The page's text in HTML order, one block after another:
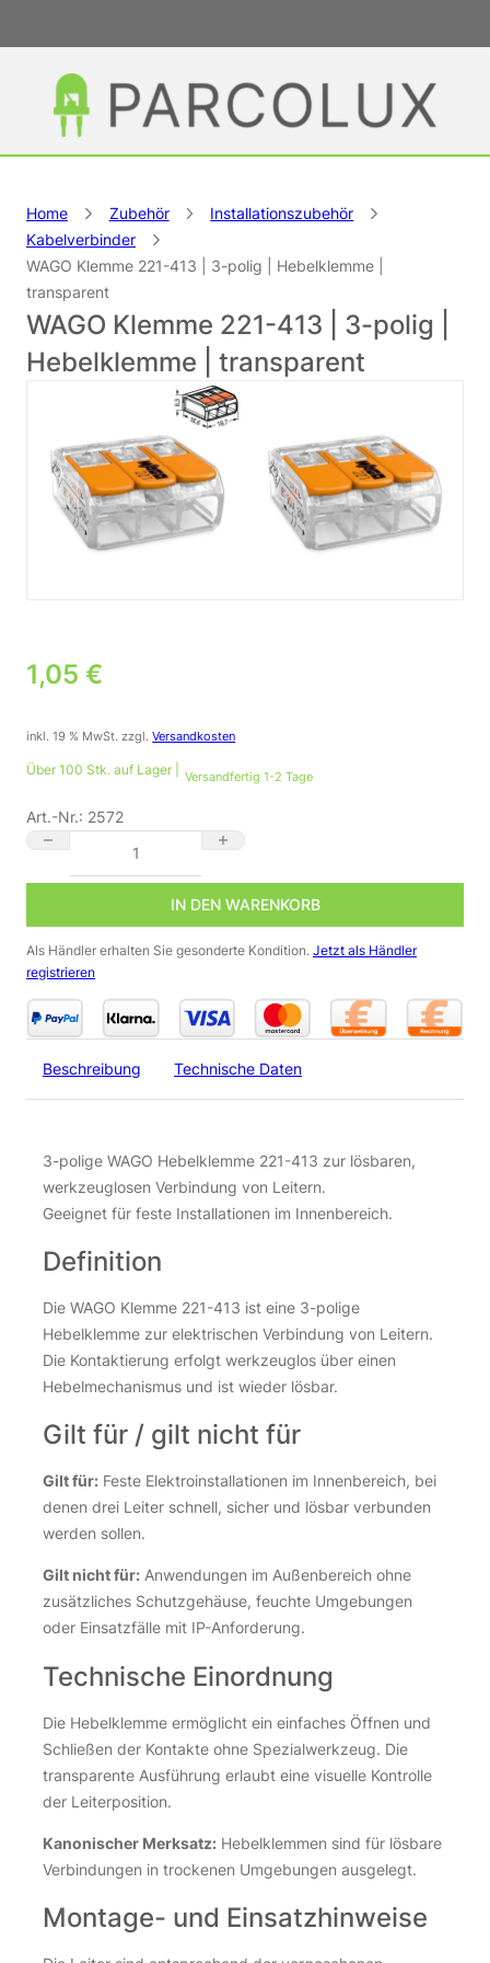
Home Zubehör
Installationszubehör
Kabelverbinder
WAGO Klemme 221-413 | 3-polig | Hebelklemme |
transparent
WAGO Klemme 221-413 | 3-polig |
Hebelklemme | transparent
1,05 €
inkl. 19 % MwSt. zzgl.Versandkosten
Über 100 Stk. auf Lager | Versandfertig 1-2 Tage
Art.-Nr.: 2572
WAGO Klemme 221-413 | 3-polig | Hebelklemme | transparent
IN DEN WARENKORB
Als Händler erhalten Sie gesonderte Kondition. Jetzt als Händler
registrieren
Beschreibung Technische Daten
3-polige WAGO Hebelklemme 221-413 zur lösbaren,
werkzeuglosen Verbindung von Leitern.
Geeignet für feste Installationen im Innenbereich.
Definition
Die WAGO Klemme 221-413 ist eine 3-polige
Hebelklemme zur elektrischen Verbindung von Leitern.
Die Kontaktierung erfolgt werkzeuglos über einen
Hebelmechanismus und ist wieder lösbar.
Gilt für / gilt nicht für
Gilt für: Feste Elektroinstallationen im Innenbereich, bei
denen drei Leiter schnell, sicher und lösbar verbunden
werden sollen.
Gilt nicht für: Anwendungen im Außenbereich ohne
zusätzliches Schutzgehäuse, feuchte Umgebungen
oder Einsatzfälle mit IP-Anforderung.
Technische Einordnung
Die Hebelklemme ermöglicht ein einfaches Öffnen und
Schließen der Kontakte ohne Spezialwerkzeug. Die
transparente Ausführung erlaubt eine visuelle Kontrolle
der Leiterposition.
Kanonischer Merksatz: Hebelklemmen sind für lösbare
Verbindungen in trockenen Umgebungen ausgelegt.
Montage- und Einsatzhinweise